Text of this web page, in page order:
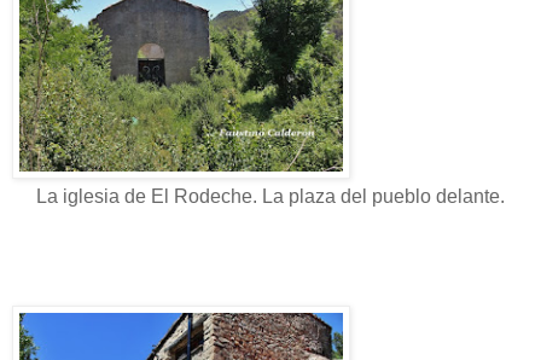
La iglesia de El Rodeche. La plaza del pueblo delante.